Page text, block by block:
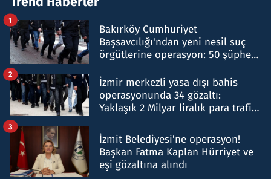
Bakırköy Cumhuriyet
Başsavcılığı'ndan yeni nesil suç
örgütlerine operasyon: 50 şüpheli
1
İzmir merkezli yasa dışı bahis
operasyonunda 34 gözaltı:
Yaklaşık 2 Milyar liralık para trafiği
2
İzmit Belediyesi'ne operasyon!
Başkan Fatma Kaplan Hürriyet ve
eşi gözaltına alındı
3